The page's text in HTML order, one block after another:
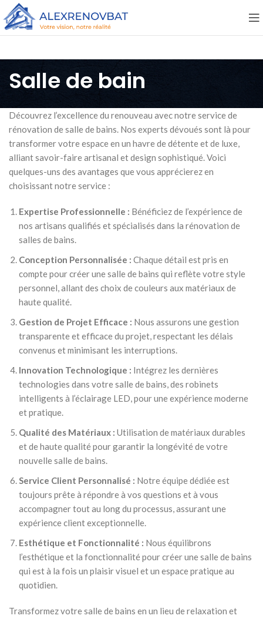
Salle de bain
Découvrez l’excellence du renouveau avec notre service de
rénovation de salle de bains. Nos experts dévoués sont là pour
transformer votre espace en un havre de détente et de luxe,
alliant savoir-faire artisanal et design sophistiqué. Voici
quelques-uns des avantages que vous apprécierez en
choisissant notre service :
Expertise Professionnelle : Bénéficiez de l’expérience de
nos artisans qualifiés et spécialisés dans la rénovation de
salles de bains.
Conception Personnalisée : Chaque détail est pris en
compte pour créer une salle de bains qui reflète votre style
personnel, allant des choix de couleurs aux matériaux de
haute qualité.
Gestion de Projet Efficace : Nous assurons une gestion
transparente et efficace du projet, respectant les délais
convenus et minimisant les interruptions.
Innovation Technologique : Intégrez les dernières
technologies dans votre salle de bains, des robinets
intelligents à l’éclairage LED, pour une expérience moderne
et pratique.
Qualité des Matériaux : Utilisation de matériaux durables
et de haute qualité pour garantir la longévité de votre
nouvelle salle de bains.
Service Client Personnalisé : Notre équipe dédiée est
toujours prête à répondre à vos questions et à vous
accompagner tout au long du processus, assurant une
expérience client exceptionnelle.
Esthétique et Fonctionnalité : Nous équilibrons
l’esthétique et la fonctionnalité pour créer une salle de bains
qui est à la fois un plaisir visuel et un espace pratique au
quotidien.
Transformez votre salle de bains en un lieu de relaxation et